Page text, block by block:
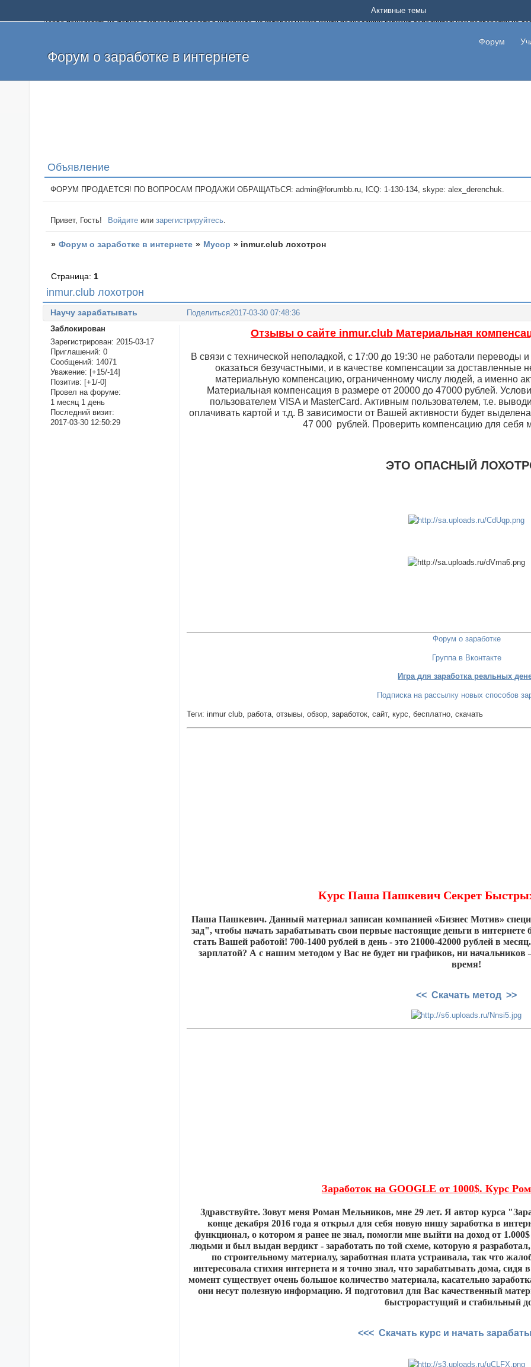
Добро пожаловать на форум о заработке и работе в интернете, на котором можно найти подходящий вариант дополнительной подработки на
и оставлять свои отзывы. Если вы знаете, что определенный проект или сайт не платит, то указывайте в теме что это лохотрон, чтобы другие
легкие деньги без вложений и регистрации уже сегодня. Создавайте новые темы, размещайте объявления со своими пригласительными ссылками
Форум о заработке в интернете
Форум
Активные темы
Объявление
ФОРУМ ПРОДАЕТСЯ! ПО ВОПРОСАМ ПРОДАЖИ ОБРАЩАТЬСЯ: admin@forumbb.ru, ICQ: 1-130-134, skype: alex_derenchuk.
Привет, Гость! Войдите илизарегистрируйтесь.
» Форум о заработке в интернете » Мусор » inmur.club лохотрон
inmur.club лохотрон
Страница: 1
Поделиться2017-03-30 07:48:36
Научу зарабатывать
Заблокирован
Зарегистрирован: 2015-03-17
Приглашений: 0
Сообщений: 14071
Уважение: [+15/-14]
Позитив: [+1/-0]
Провел на форуме:
1 месяц 1 день
Последний визит:
2017-03-30 12:50:29
Отзывы о сайте inmur.club Материальная
В связи с технической неполадкой, с 17:00 до 19:30 не работали
оказаться безучастными, и в качестве компенсации за доставленные
материальную компенсацию, ограниченному числу людей, а именно
Материальная компенсация в размере от 20000 до 47000 рублей.
пользователем VISA и MasterCard. Активным пользователем, т.е.
оплачивать картой и т.д. В зависимости от Вашей активности будет
47 000 рублей. Проверить компенсацию для себя
ЭТО ОПАСНЫЙ
Форум о заработке
Группа в Вконтакте
Игра для заработка реальных
Подписка на рассылку новых способов
Теги: inmur club, работа, отзывы, обзор, заработок, сайт, курс, бесплатно, скачать
Курс Паша Пашкевич Секрет
Паша Пашкевич. Данный материал записан компанией «Бизнес Мотив»
зад", чтобы начать зарабатывать свои первые настоящие деньги в
стать Вашей работой! 700-1400 рублей в день - это 21000-42000 рублей в
зарплатой? А с нашим методом у Вас не будет ни графиков, ни начальников
время!
<< Скачать метод >>
Заработок на GOOGLE от 1000$. Курс
Здравствуйте. Зовут меня Роман Мельников, мне 29 лет. Я автор курса
конце декабря 2016 года я открыл для себя новую нишу заработка в
функционал, о котором я ранее не знал, помогли мне выйти на доход от
людьми и был выдан вердикт - заработать по той схеме, которую я
по строительному материалу, заработная плата устраивала, так что
интересовала стихия интернета и я точно знал, что зарабатывать дома,
момент существует очень большое количество материала, касательно
они несут полезную информацию. Я подготовил для Вас качественный
быстрорастущий и стабильный
<<< Скачать курс и начать